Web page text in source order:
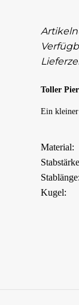
Toller
Ein
Material:
Stablänge:
Kugel: